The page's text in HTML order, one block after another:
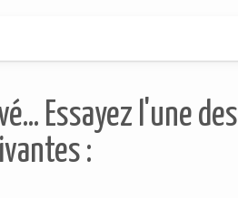
Essayez l'une des
: